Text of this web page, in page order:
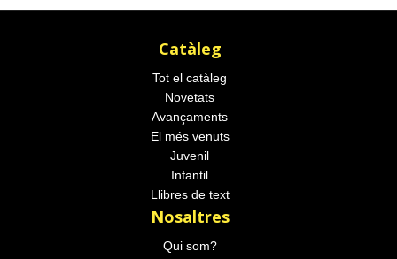
Catàleg
Tot el catàleg
Novetats
Avançaments
El més venuts
Juvenil
Infantil
Llibres de text
Nosaltres
Qui som?